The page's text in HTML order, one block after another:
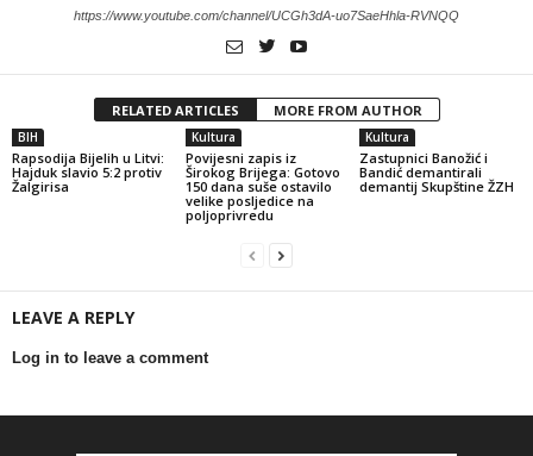
https://www.youtube.com/channel/UCGh3dA-uo7SaeHhla-RVNQQ
RELATED ARTICLES MORE FROM AUTHOR
BIH
Rapsodija Bijelih u Litvi:
Hajduk slavio 5:2 protiv
Žalgirisa
Kultura
Povijesni zapis iz
Širokog Brijega: Gotovo
150 dana suše ostavilo
velike posljedice na
poljoprivredu
Kultura
Zastupnici Banožić i
Bandić demantirali
demantij Skupštine ŽZH
LEAVE A REPLY
Log in to leave a comment